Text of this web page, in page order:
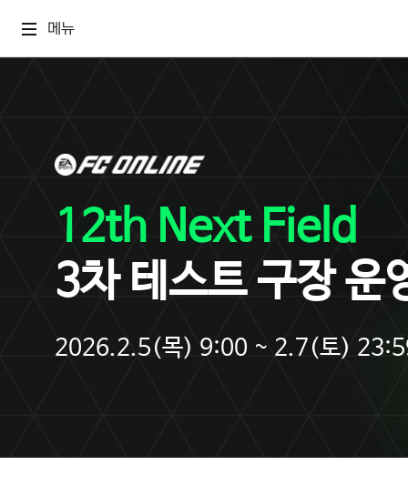
메뉴
12th Next Field
3차 테스트 구장 운
2026.2.5(목) 9:00 ~ 2.7(토)